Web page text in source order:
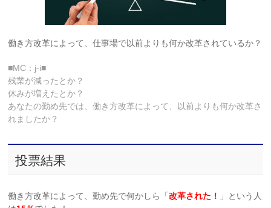
働き方改革によって、仕事場で以前よりも何か改革されているか？
■MC：j-i■
残業が減ったとか？
休みが増えたとか？
あなたの勤め先では、働き方改革によって、以前よりも何か改革さ
れましたか？
投票結果
働き方改革によって、勤め先で何かしら「改革された！
」という人